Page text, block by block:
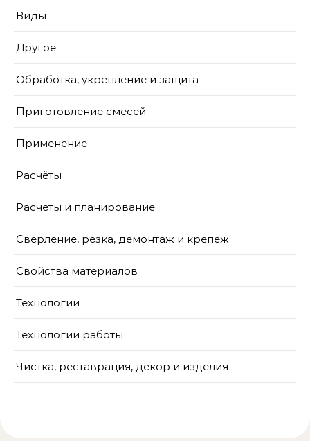
Виды
Другое
Обработка, укрепление и защита
Приготовление смесей
Применение
Расчёты
Расчеты и планирование
Сверление, резка, демонтаж и крепеж
Свойства материалов
Технологии
Технологии работы
Чистка, реставрация, декор и изделия